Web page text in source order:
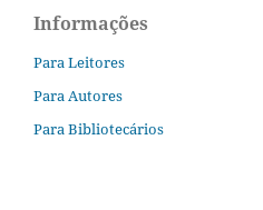
Informações
Para Leitores
Para Autores
Para Bibliotecários